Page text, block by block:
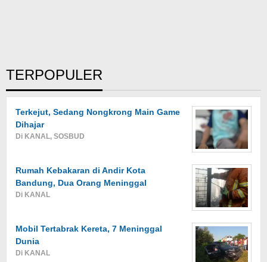
TERPOPULER
Terkejut, Sedang Nongkrong Main Game
Dihajar
Di KANAL, SOSBUD
Rumah Kebakaran di Andir Kota
Bandung, Dua Orang Meninggal
Di KANAL
Mobil Tertabrak Kereta, 7 Meninggal
Dunia
Di KANAL